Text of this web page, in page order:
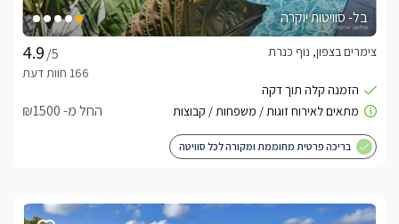
בל- סוויטות יוקרה
/5
צימרים בצפון, נוף כנרת
החל מ- ₪1500
בריכה פרטית מחוממת ומקורה לכל סוויטה